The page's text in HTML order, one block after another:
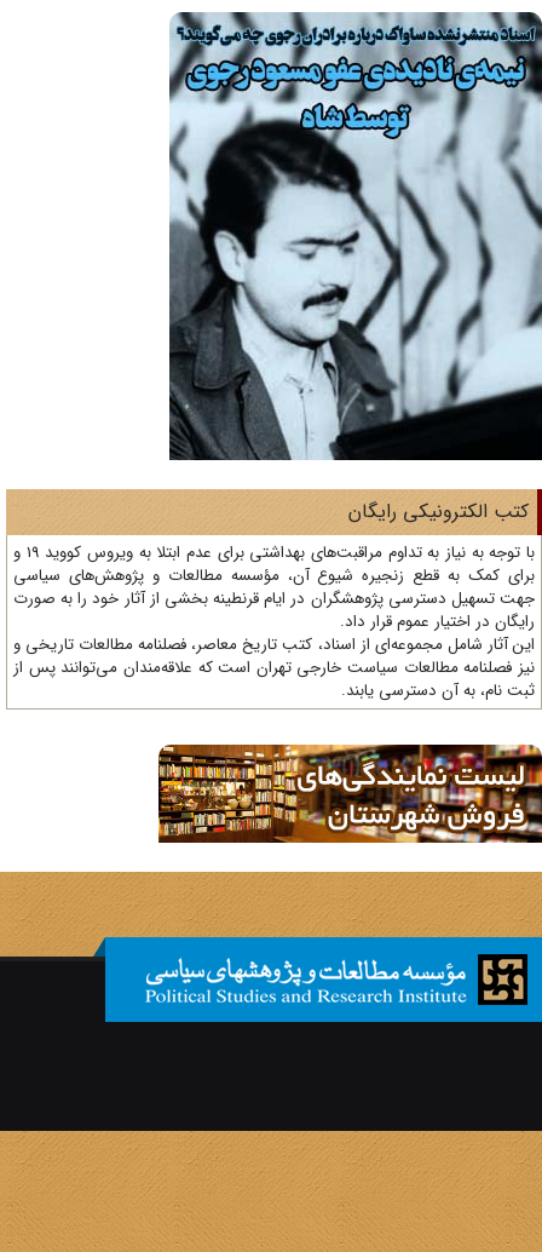
الکترونیکی رایگان
با توجه به نیاز به تداوم مراقبت‌های بهداشتی برای عدم ابتلا به ویروس کووید 19 و
کمک به قطع زنجیره شیوع آن، مؤسسه مطالعات و پژوهش‌های سیاسی
تسهیل دسترسی پژوهشگران در ایام قرنطینه بخشی از آثار خود را به صورت
در اختیار عموم قرار داد.
آثار شامل مجموعه‌ای از اسناد، کتب تاریخ معاصر، فصلنامه‌ مطالعات تاریخی و
فصلنامه مطالعات سیاست خارجی تهران است که علاقه‌مندان می‌توانند پس از
نام، به آن دسترسی یابند.